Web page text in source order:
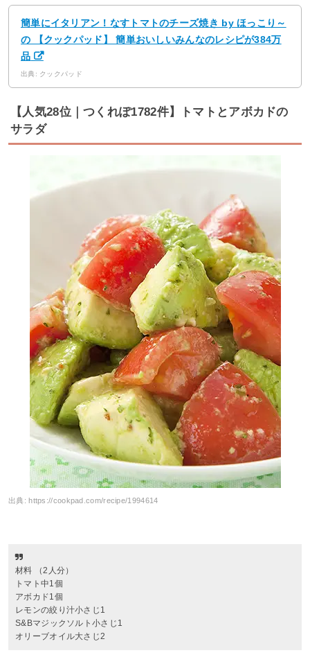
簡単にイタリアン！なすトマトのチーズ焼き by ほっこり～
の 【クックパッド】 簡単おいしいみんなのレシピが384万
品
出典: クックパッド
【人気28位｜つくれぽ1782件】トマトとアボカドの
サラダ
出典: https://cookpad.com/recipe/1994614
材料 （2人分）
トマト中1個
アボカド1個
レモンの絞り汁小さじ1
S&Bマジックソルト小さじ1
オリーブオイル大さじ2